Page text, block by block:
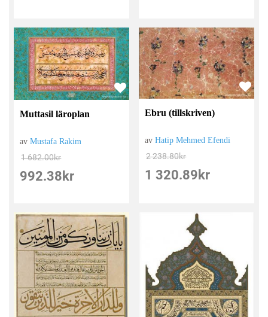
Muttasil läroplan
avMustafa Rakim
1 682.00kr
992.38 kr
Ebru (tillskriven)
avHatip Mehmed Efendi
2 238.80kr
1 320.89 kr